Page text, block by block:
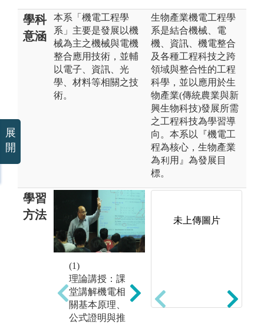
學科
意涵
本系「機電工程學
系」主要是發展以機
械為主之機械與電機
整合應用技術，並輔
以電子、資訊、光
學、材料等相關之技
術。
生物產業機電工程學
系是結合機械、電
機、資訊、機電整合
及各種工程科技之跨
領域與整合性的工程
科學，並以應用於生
物產業(傳統農業與新
興生物科技)發展所需
之工程科技為學習導
向。本系以『機電工
程為核心，生物產業
為利用』為發展目
標。
學習
方法
(1)
理論講授：課
堂講解機電相
關基本原理、
公式證明與推
中考與期末考
未上傳圖片
展
開